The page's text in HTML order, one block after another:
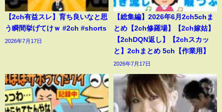
【2ch有益スレ】育ち良いなと思
う瞬間挙げてけｗ #2ch #shorts
2026年7月17日
【総集編】2026年6月2ch5chま
とめ【2ch修羅場】【2ch嫁姑】
【2chDQN返し】【2chスカッ
と】2chまとめ 5ch【作業用】
2026年7月17日